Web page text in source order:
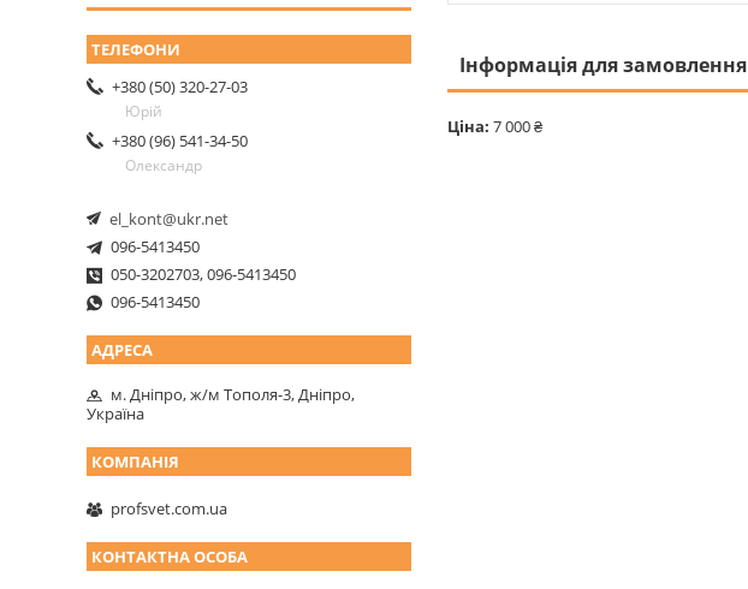
Інформація для замовлення
Ціна: 7 000 ₴
+380 (50) 320-27-03
Юрій
+380 (96) 541-34-50
Олександр
el_kont@ukr.net
096-5413450
050-3202703, 096-5413450
096-5413450
м. Дніпро, ж/м Тополя-3, Дніпро,
Україна
profsvet.com.ua